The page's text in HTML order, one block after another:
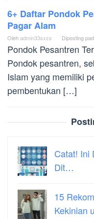
6+ Daftar Pondok
Pagar Alam
Olehadmin33sxzs Diposting
Pondok Pesantren
Pondok pesantren,
Islam yang memiliki
pembentukan […]
Catat! Ini
Dit…
15
Kekinian